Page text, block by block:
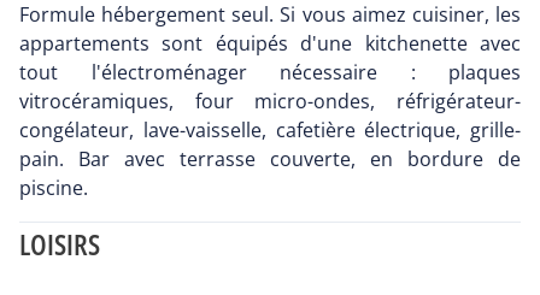
Formule hébergement seul. Si vous aimez cuisiner, les
appartements sont équipés d'une kitchenette avec
tout l'électroménager nécessaire : plaques
vitrocéramiques, four micro-ondes, réfrigérateur-
congélateur, lave-vaisselle, cafetière électrique, grille-
pain. Bar avec terrasse couverte, en bordure de
piscine.
LOISIRS